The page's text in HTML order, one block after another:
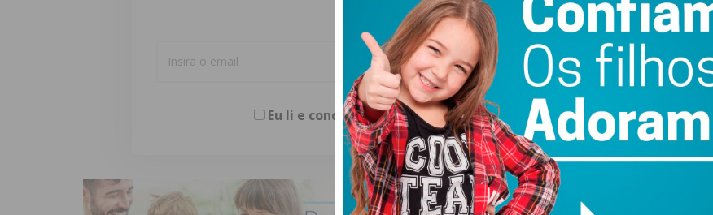
atualizada.
Eu li e concordo com ostermos e condições